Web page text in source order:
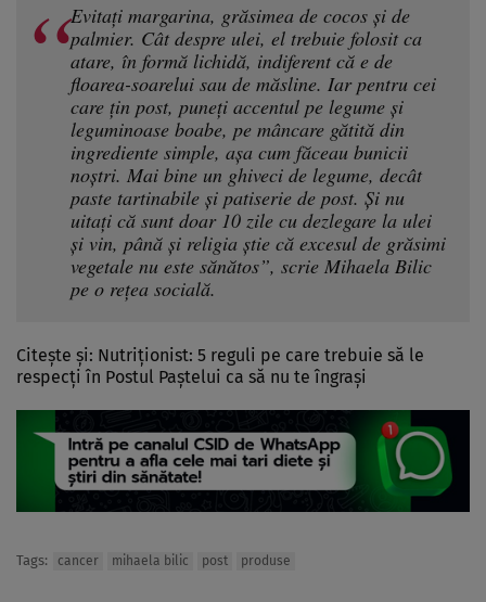
Evitați margarina, grăsimea de cocos și de
palmier. Cât despre ulei, el trebuie folosit ca
atare, în formă lichidă, indiferent că e de
floarea-soarelui sau de măsline. Iar pentru cei
care țin post, puneți accentul pe legume și
leguminoase boabe, pe mâncare gătită din
ingrediente simple, așa cum făceau bunicii
noștri. Mai bine un ghiveci de legume, decât
paste tartinabile și patiserie de post. Și nu
uitați că sunt doar 10 zile cu dezlegare la ulei
și vin, până și religia știe că excesul de grăsimi
vegetale nu este sănătos”, scrie Mihaela Bilic
pe o rețea socială.
Citește și: Nutriţionist: 5 reguli pe care trebuie să le
respecţi în Postul Paştelui ca să nu te îngraşi
Tags: cancer mihaela bilic post produse